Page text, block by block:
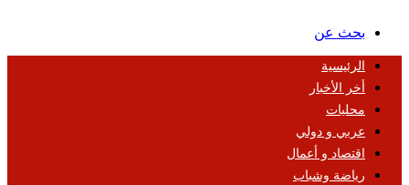
بحث عن
الرئيسية
أخر الأخبار
محليات
عربي و دولي
اقتصاد و أعمال
رياضة وشباب